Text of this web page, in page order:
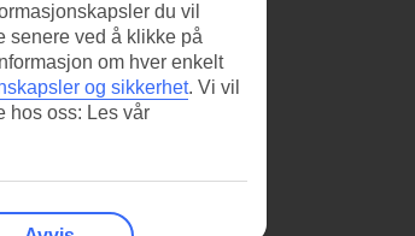
du vil
senere ved å klikke på
om hver enkelt
og sikkerhet. Vi vil
hos oss: Les vår